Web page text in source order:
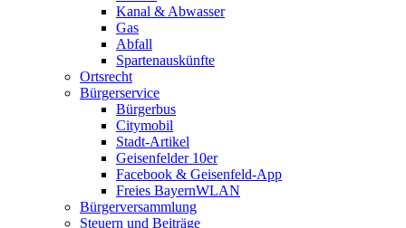
Kanal & Abwasser
Gas
Abfall
Spartenauskünfte
Ortsrecht
Bürgerservice
Bürgerbus
Citymobil
Stadt-Artikel
Geisenfelder 10er
Facebook & Geisenfeld-App
Freies BayernWLAN
Bürgerversammlung
Steuern und Beiträge